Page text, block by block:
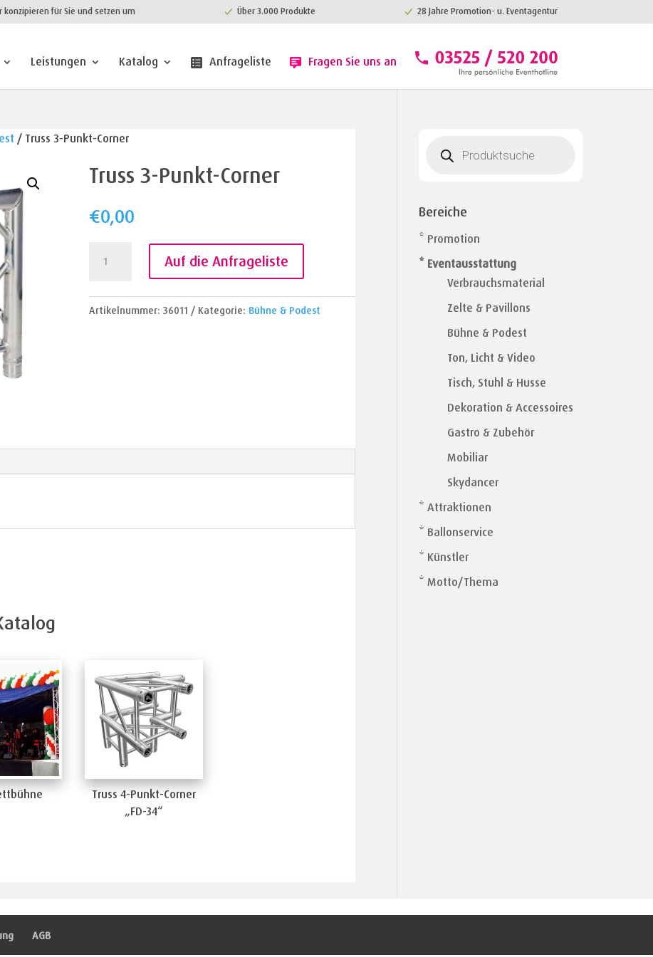
konzipieren für Sie und setzen um Über 3.000 Produkte 28 Jahre Promotion- u. Eventagentur
Leistungen Katalog Anfrageliste Fragen Sie uns an
/ Truss 3-Punkt-Corner
Truss 3-Punkt-Corner
€0,00
Corner
Auf die Anfrageliste
Artikelnummer: 36011 Kategorie: Bühne & Podest
Truss 4-Punkt-Corner
„FD-34“
search
Bereiche
* Promotion
* Eventausstattung
Verbrauchsmaterial
Zelte & Pavillons
Bühne & Podest
Ton, Licht & Video
Tisch, Stuhl & Husse
Dekoration & Accessoires
Gastro & Zubehör
Mobiliar
Skydancer
* Attraktionen
* Ballonservice
* Künstler
* Motto/Thema
AGB